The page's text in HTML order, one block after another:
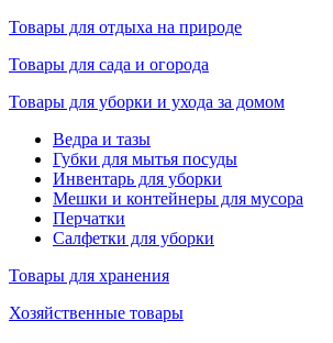
Товары для отдыха на природе
Товары для сада и огорода
Товары для уборки и ухода за домом
Ведра и тазы
Губки для мытья посуды
Инвентарь для уборки
Мешки и контейнеры для мусора
Перчатки
Салфетки для уборки
Товары для хранения
Хозяйственные товары